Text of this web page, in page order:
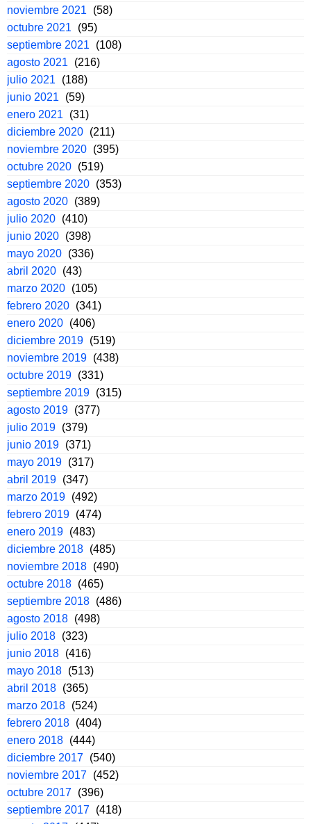
noviembre 2021
(58)
octubre 2021
(95)
septiembre 2021
(108)
agosto 2021
(216)
julio 2021
(188)
junio 2021
(59)
enero 2021
(31)
diciembre 2020 (211)
noviembre 2020 (395)
octubre 2020 (519)
septiembre 2020 (353)
agosto 2020 (389)
julio 2020 (410)
junio 2020 (398)
mayo 2020 (336)
abril 2020 (43)
marzo 2020 (105)
febrero 2020 (341)
enero 2020 (406)
diciembre 2019 (519)
noviembre 2019 (438)
octubre 2019 (331)
septiembre 2019 (315)
agosto 2019 (377)
julio 2019 (379)
junio 2019 (371)
mayo 2019 (317)
abril 2019 (347)
marzo 2019 (492)
febrero 2019 (474)
enero 2019 (483)
diciembre 2018 (485)
noviembre 2018 (490)
octubre 2018 (465)
septiembre 2018 (486)
agosto 2018 (498)
julio 2018 (323)
junio 2018 (416)
mayo 2018 (513)
abril 2018 (365)
marzo 2018 (524)
febrero 2018 (404)
enero 2018 (444)
diciembre 2017 (540)
noviembre 2017 (452)
octubre 2017 (396)
septiembre 2017 (418)